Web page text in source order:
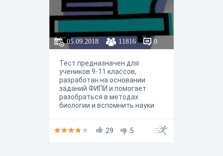
05.09.2018 11816 0
Тест предназначен для
учеников 9-11 классов,
разработан на основании
заданий ФИПИ и помогает
разобраться в методах
биологии и вспомнить науки
29
5